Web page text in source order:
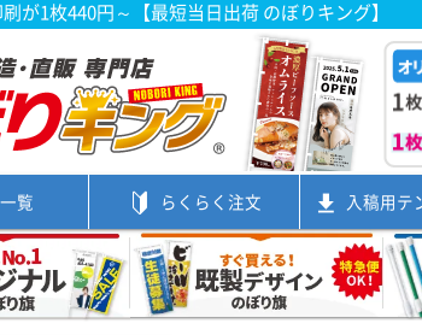
が1枚440円～【最短当日出荷 のぼりキング】
覧 らくらく注文 入稿用テ